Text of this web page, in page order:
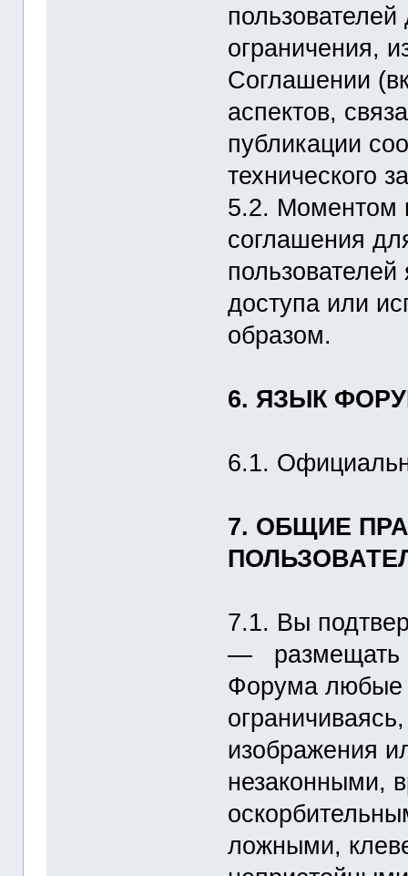
ограничения,
Соглашении
аспектов,
публикации
технического
5.2. Моментом
соглашения
доступа или
образом.
6. ЯЗЫК
6.1.
7. ОБЩИЕ
7.1. Вы
― размещать
Форума любые
изображения
незаконными,
ложными,